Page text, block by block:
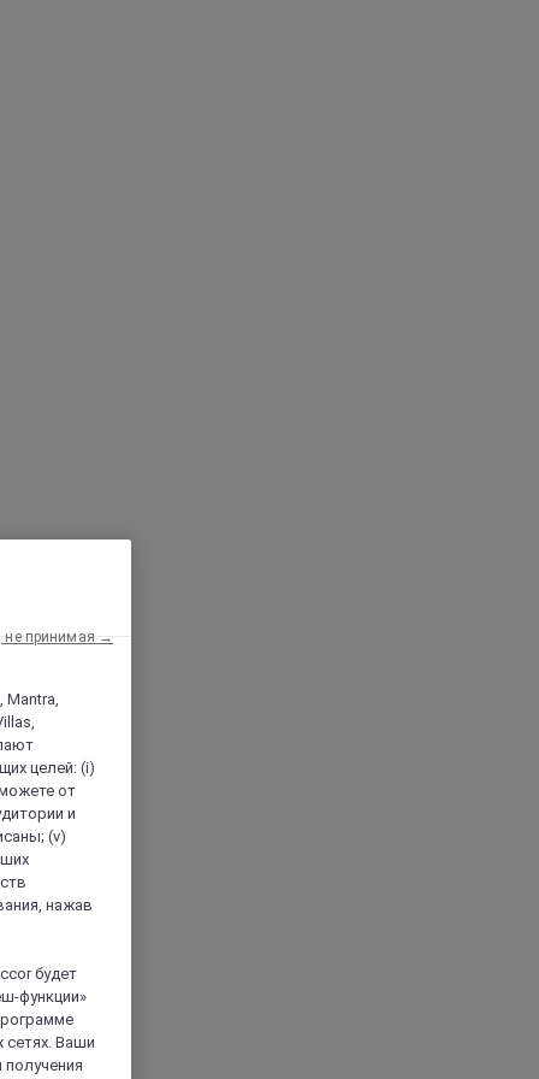
Mantra,
целей: (i)
от
и
(v)
нажав
будет
функции»
сетях. Ваши
не принимая →